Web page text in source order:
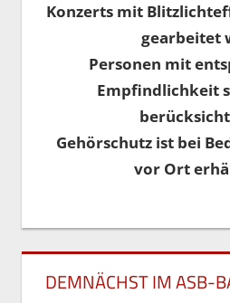
Konzerts mit
gearbeitet
Personen mit
Empfindlichkeit
Gehörschutz ist bei
vor Ort
DEMNÄCHST IM ASB-